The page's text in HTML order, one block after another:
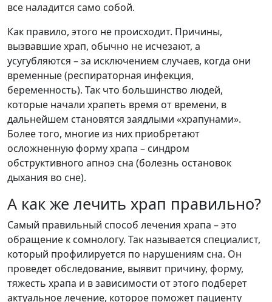
все наладится само собой.
Как правило, этого не происходит. Причины,
вызвавшие храп, обычно не исчезают, а
усугубляются – за исключением случаев, когда они
временные (респираторная инфекция,
беременность). Так что большинство людей,
которые начали храпеть время от времени, в
дальнейшем становятся заядлыми «храпунами».
Более того, многие из них приобретают
осложненную форму храпа – синдром
обструктивного апноэ сна (болезнь остановок
дыхания во сне).
А как же лечить храп правильно?
Самый правильный способ лечения храпа – это
обращение к сомнологу. Так называется специалист,
который профилируется по нарушениям сна. Он
проведет обследование, выявит причину, форму,
тяжесть храпа и в зависимости от этого подберет
актуальное лечение, которое поможет пациенту